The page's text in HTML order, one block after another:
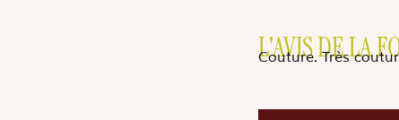
L'AVIS DE LA
Couture. Très